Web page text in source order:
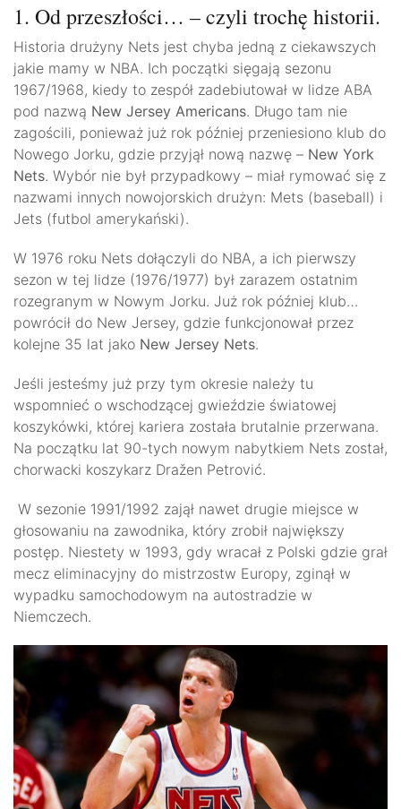
1. Od przeszłości… – czyli trochę historii.
Historia drużyny Nets jest chyba jedną z ciekawszych
jakie mamy w NBA. Ich początki sięgają sezonu
1967/1968, kiedy to zespół zadebiutował w lidze ABA
pod nazwą New Jersey Americans. Długo tam nie
zagościli, ponieważ już rok później przeniesiono klub do
Nowego Jorku, gdzie przyjął nową nazwę – New York
Nets. Wybór nie był przypadkowy – miał rymować się z
nazwami innych nowojorskich drużyn: Mets (baseball) i
Jets (futbol amerykański).
W 1976 roku Nets dołączyli do NBA, a ich pierwszy
sezon w tej lidze (1976/1977) był zarazem ostatnim
rozegranym w Nowym Jorku. Już rok później klub…
powrócił do New Jersey, gdzie funkcjonował przez
kolejne 35 lat jako New Jersey Nets.
Jeśli jesteśmy już przy tym okresie należy tu
wspomnieć o wschodzącej gwieździe światowej
koszykówki, której kariera została brutalnie przerwana.
Na początku lat 90-tych nowym nabytkiem Nets został,
chorwacki koszykarz Dražen Petrović.
W sezonie 1991/1992 zajął nawet drugie miejsce w
głosowaniu na zawodnika, który zrobił największy
postęp. Niestety w 1993, gdy wracał z Polski gdzie grał
mecz eliminacyjny do mistrzostw Europy, zginął w
wypadku samochodowym na autostradzie w
Niemczech.